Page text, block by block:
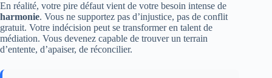
En réalité, votre pire défaut vient de votre besoin intense de
harmonie. Vous ne supportez pas d’injustice, pas de conflit
gratuit. Votre indécision peut se transformer en talent de
médiation. Vous devenez capable de trouver un terrain
d’entente, d’apaiser, de réconcilier.